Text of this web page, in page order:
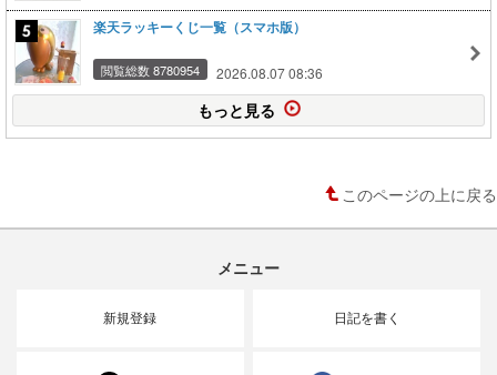
楽天ラッキーくじ一覧（スマホ版）
閲覧総数 8780954 2026.08.07 08:36
もっと見る
このページの上に戻る
メニュー
新規登録 日記を書く